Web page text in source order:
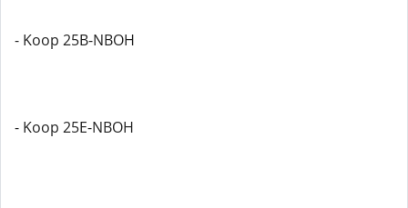
- Koop 25B-NBOH
- Koop 25E-NBOH